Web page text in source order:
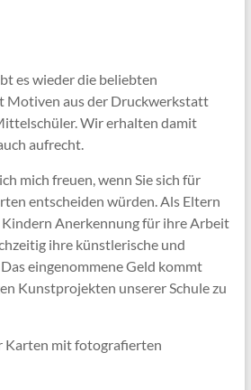
es wieder die beliebten
Motiven aus der Druckwerkstatt
Wir erhalten damit
aufrecht.
mich freuen, wenn Sie sich für
entscheiden würden. Als Eltern
Kindern Anerkennung für ihre Arbeit
ihre künstlerische und
eingenommene Geld kommt
Kunstprojekten unserer Schule zu
Karten mit fotografierten